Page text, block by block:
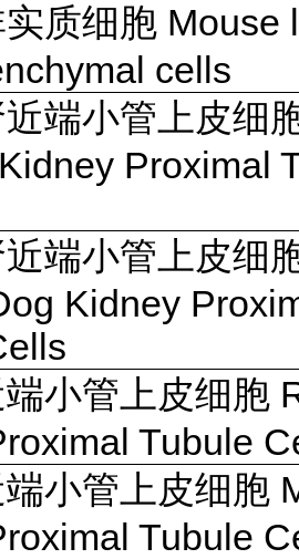
质细胞 Mouse
cells
端小管上皮细
Proximal
端小管上皮细
Kidney
小管上皮细胞
Tubule
小管上皮细胞
Tubule